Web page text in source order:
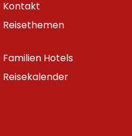
Kontakt
Reisethemen
Familien Hotels
Reisekalender